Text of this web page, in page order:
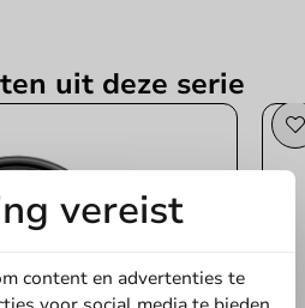
uit deze serie
vereist
content en advertenties te